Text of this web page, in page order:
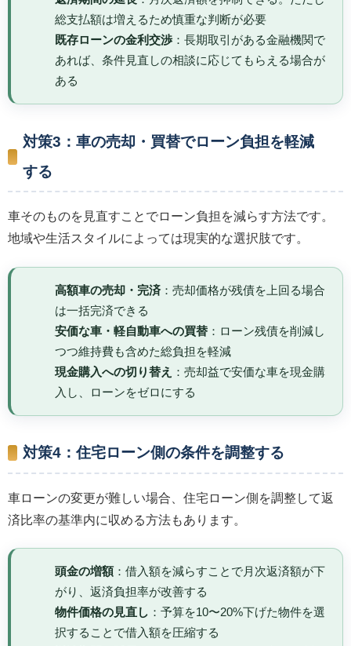
総支払額は増えるため慎重な判断が必要
既存ローンの金利交渉：長期取引がある金融機関で
あれば、条件見直しの相談に応じてもらえる場合が
ある
対策3：車の売却・買替でローン負担を軽減
する
車そのものを見直すことでローン負担を減らす方法です。
地域や生活スタイルによっては現実的な選択肢です。
高額車の売却・完済：売却価格が残債を上回る場合
は一括完済できる
安価な車・軽自動車への買替 ：ローン残債を削減し
つつ維持費も含めた総負担を軽減
現金購入への切り替え
：売却益で安価な車を現金購
入し、ローンをゼロにする
対策4：住宅ローン側の条件を調整する
車ローンの変更が難しい場合、住宅ローン側を調整して返
済比率の基準内に収める方法もあります。
頭金の増額 ：借入額を減らすことで月次返済額が下
がり、返済負担率が改善する
物件価格の見直し ：予算を10〜20%下げた物件を選
択することで借入額を圧縮する